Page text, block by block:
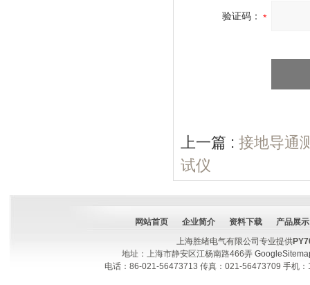
验证码：
上一篇 : 接地导通
试仪
网站首页 企业简介 资料下载
产品展示
上海胜绪电气有限公司专业提供
地址：上海市静安区江杨南路466弄
电话：86-021-56473713 传真：021-56473709 手机